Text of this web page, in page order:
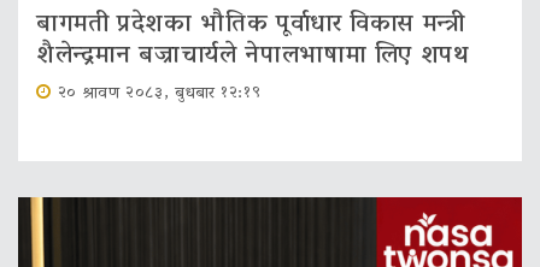
बागमती प्रदेशका भौतिक पूर्वाधार विकास मन्त्री
शैलेन्द्रमान बज्राचार्यले नेपालभाषामा लिए शपथ
२० श्रावण २०८३, बुधबार १२:१९